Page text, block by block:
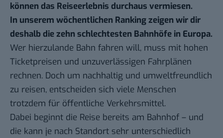
können das Reiseerlebnis durchaus vermiesen.
In unserem wöchentlichen Rankingzeigen wir dir
deshalb die zehn schlechtesten Bahnhöfe in Europa.
Wer hierzulande Bahn fahren will, muss mit hohen
Ticketpreisen und unzuverlässigen Fahrplänen
rechnen. Doch um nachhaltig und umweltfreundlich
zu reisen, entscheiden sich viele Menschen
trotzdem für öffentliche Verkehrsmittel.
Dabei beginnt die Reise bereits am Bahnhof – und
die kann je nach Standort sehr unterschiedlich